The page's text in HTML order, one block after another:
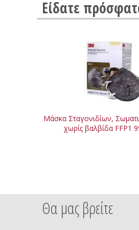
Είδατε
Μάσκα Σταγονιδίων,
χωρίς βαλβίδα FFP1
Θα μας βρείτε